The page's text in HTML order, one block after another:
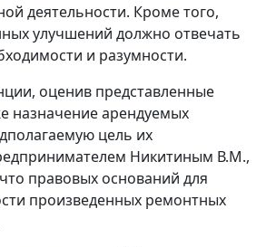
деятельности. Кроме того,
улучшений должно отвечать
и разумности.
оценив представленные
назначение арендуемых
цель их
Никитиным В.М.,
правовых оснований для
произведенных ремонтных